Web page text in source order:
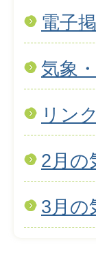
電子
気象
リン
2月の
3月の